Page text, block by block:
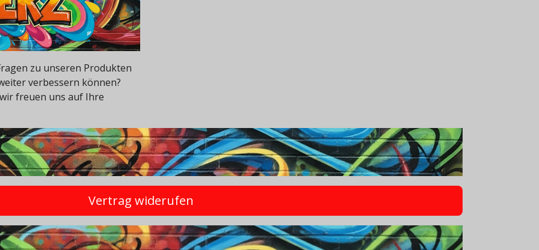
zu unseren Produkten
verbessern können?
freuen uns auf Ihre
Vertrag widerufen